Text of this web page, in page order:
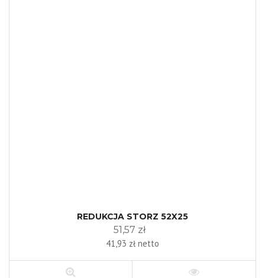
REDUKCJA STORZ 52X25
51,57 zł
41,93 zł netto